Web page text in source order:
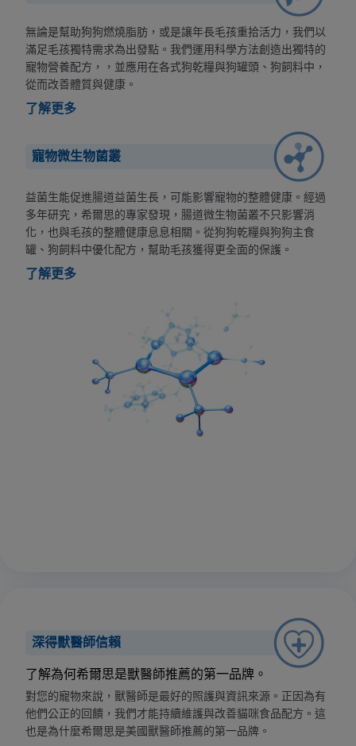
無論是幫助狗狗燃燒脂肪，或是讓年長毛孩重拾活力，我們以
滿足毛孩獨特需求為出發點。我們運用科學方法創造出獨特的
寵物營養配方，，並應用在各式狗乾糧與狗罐頭、狗飼料中，
從而改善體質與健康。
了解更多
寵物微生物菌叢
益菌生能促進腸道益菌生長，可能影響寵物的整體健康。經過
多年研究，希爾思的專家發現，腸道微生物菌叢不只影響消
化，也與毛孩的整體健康息息相關。從狗狗乾糧與狗狗主食
罐、狗飼料中優化配方，幫助毛孩獲得更全面的保護。
了解更多
深得獸醫師信賴
了解為何希爾思是獸醫師推薦的第一品牌。
對您的寵物來說，獸醫師是最好的照護與資訊來源。正因為有
他們公正的回饋，我們才能持續維護與改善貓咪食品配方。這
也是為什麼希爾思是美國獸醫師推薦的第一品牌。